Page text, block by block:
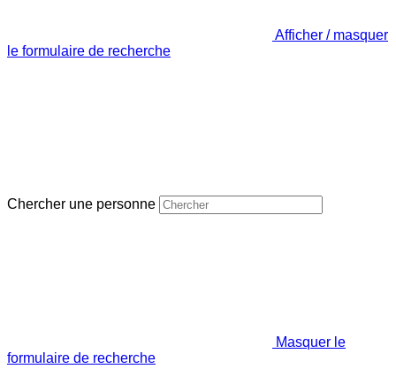
Afficher / masquer
le formulaire de recherche
Chercher une personne
Masquer le
formulaire de recherche